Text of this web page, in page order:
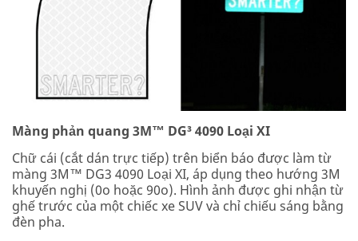
Màng phản quang 3M™ DG³ 4090 Loại XI
Chữ cái (cắt dán trực tiếp) trên biển báo được làm từ
màng 3M™ DG3 4090 Loại XI, áp dụng theo hướng 3M
khuyến nghị (0o hoặc 90o). Hình ảnh được ghi nhận từ
ghế trước của một chiếc xe SUV và chỉ chiếu sáng bằng
đèn pha.